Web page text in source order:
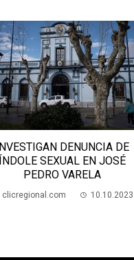
INVESTIGAN DENUNCIA DE
ÍNDOLE SEXUAL EN JOSÉ
PEDRO VARELA
clicregional.com 10.10.2023